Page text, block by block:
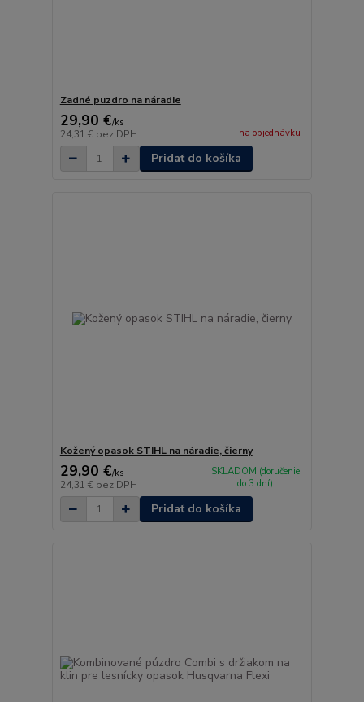
Zadné puzdro na náradie
29,90 €/ks
24,31 € bez DPH na objednávku
Pridať do košíka
Kožený opasok STIHL na náradie, čierny
29,90 €/ks
24,31 € bez DPH
SKLADOM (doručenie
do 3 dní)
Pridať do košíka